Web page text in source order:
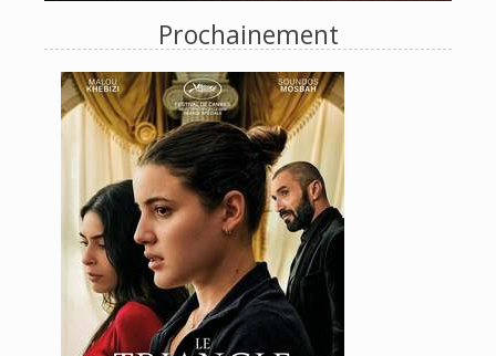
Prochainement